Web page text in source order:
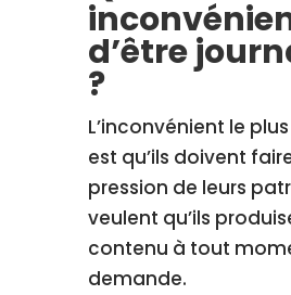
d’être
?
L’inconvénient le
est qu’ils doivent
pression de leurs
veulent qu’ils
contenu à tout
demande.